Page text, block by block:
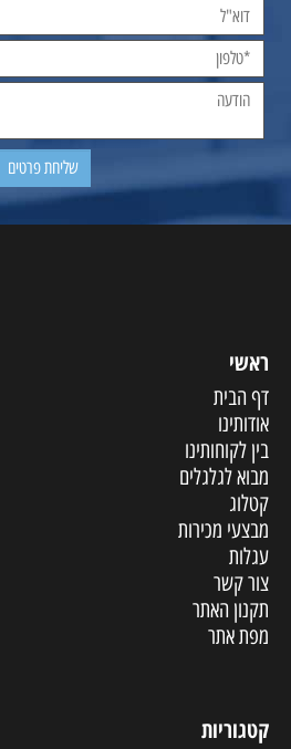
ראשי
דף הבית
אודותינו
בין לקוחותינו
מבוא לגלגלים
קטלוג
מבצעי מכירות
עגלות
צור קשר
תקנון האתר
מפת אתר
קטגוריות